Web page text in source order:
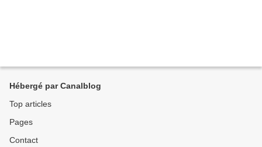
Hébergé par Canalblog
Top articles
Pages
Contact